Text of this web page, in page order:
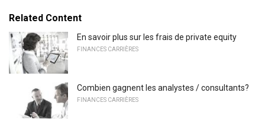
Related Content
En savoir plus sur les frais de private equity
FINANCES CARRIÈRES
Combien gagnent les analystes / consultants?
FINANCES CARRIÈRES